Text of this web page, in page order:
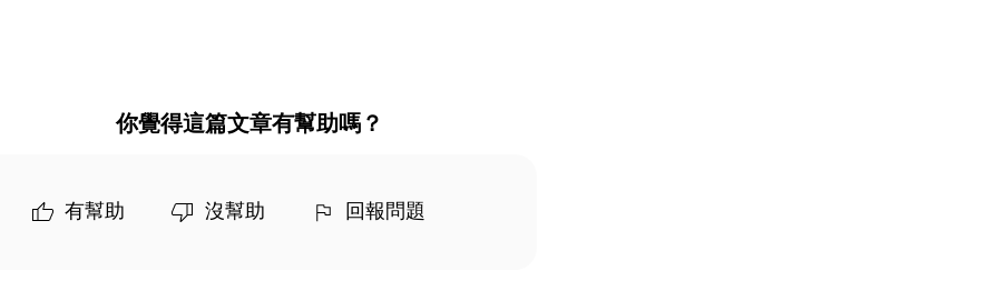
你覺得這篇文章有幫助嗎？
有幫助 沒幫助 回報問題